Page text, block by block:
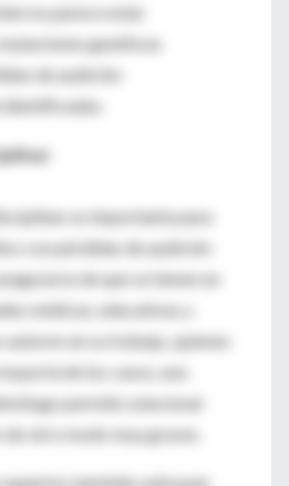
no parece estar
genéticas
de audición
es importante para
con pérdidas de audición
de que se tienen en
médicas, educativas y
autores en su trabajo, quienes
de los casos, una
permite solucionar
otro modo muy graves.